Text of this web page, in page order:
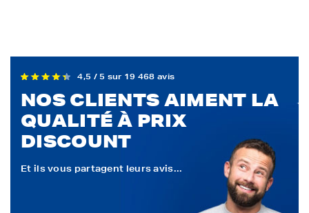
4,5 / 5 sur 19 468 avis
NOS CLIENTS AIMENT LA
QUALITÉ À PRIX
DISCOUNT
Et ils vous partagent leurs avis...